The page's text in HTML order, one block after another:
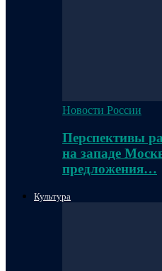
Новости России
Перспективы
на западе
предложения…
Культура